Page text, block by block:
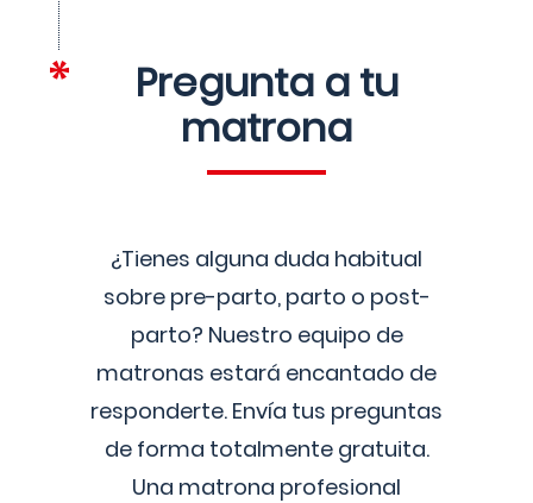
Pregunta a tu
matrona
¿Tienes alguna duda habitual
sobre pre-parto, parto o post-
parto? Nuestro equipo de
matronas estará encantado de
responderte. Envía tus preguntas
de forma totalmente gratuita.
Una matrona profesional